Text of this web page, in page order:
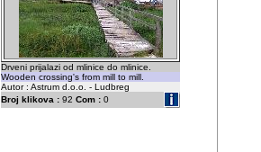
Drveni prijalazi od mlinice do mlinice.
Wooden crossing's from mill to mill.
Autor : Astrum d.o.o. - Ludbreg
Broj klikova : 92 Com : 0